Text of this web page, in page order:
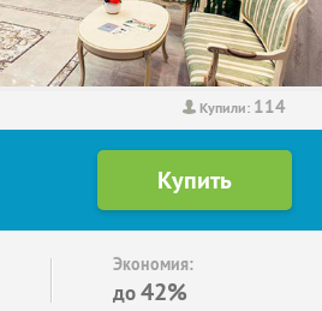
Купили: 114
Экономия:
до42%